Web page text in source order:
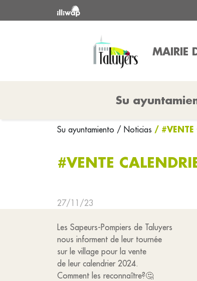
MAIRIE
Su
Su ayuntamiento / Noticias / #VENTE
#VENTE
27/11/23
Les Sapeurs-Pompiers de Taluyers
nous informent de leur tournée
sur le village pour la vente
de leur calendrier 2024.
Comment les reconnaître?🤔